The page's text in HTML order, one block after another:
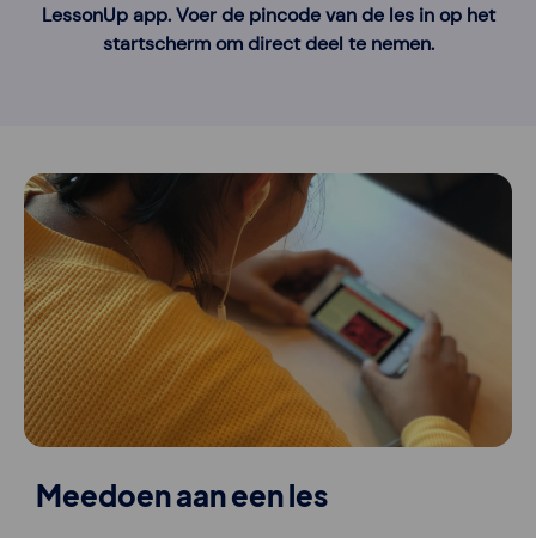
LessonUp app. Voer de pincode van de les in op het
startscherm om direct deel te nemen.
Meedoen aan een les